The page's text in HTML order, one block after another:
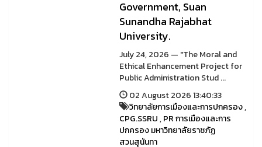
Government, Suan
Sunandha Rajabhat
University.
July 24, 2026 — "The Moral and
Ethical Enhancement Project for
Public Administration Stud ...
02 August 2026 13:40:33
วิทยาลัยการเมืองและการปกครอง,
CPG.SSRU,PR การเมืองและการ
ปกครอง มหาวิทยาลัยราชภัฏ
สวนสุนันทา